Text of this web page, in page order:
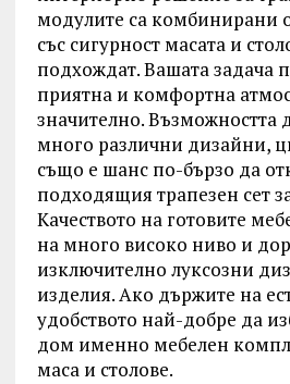
модулите са комбинирани
със сигурност масата и
подхождат. Вашата задача
приятна и комфортна
значително. Възможността
много различни дизайни,
също е шанс по-бързо да
подходящия трапезен сет
Качеството на готовите
на много високо ниво и
изключително луксозни
изделия. Ако държите на
удобството най-добре да
дом именно мебелен
маса и столове.